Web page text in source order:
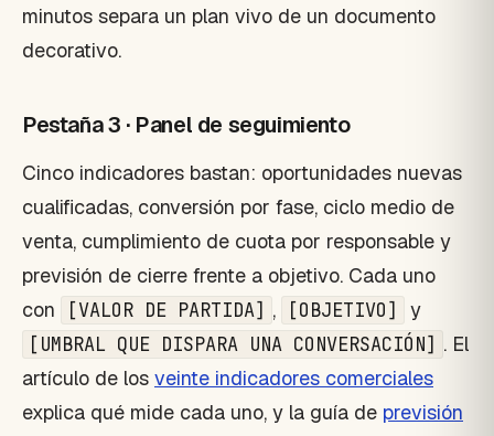
minutos separa un plan vivo de un documento
decorativo.
Pestaña 3 · Panel de seguimiento
Cinco indicadores bastan: oportunidades nuevas
cualificadas, conversión por fase, ciclo medio de
venta, cumplimiento de cuota por responsable y
previsión de cierre frente a objetivo. Cada uno
con
[VALOR DE PARTIDA] , [OBJETIVO] y
[UMBRAL QUE DISPARA UNA CONVERSACIÓN] . El
artículo de los veinte indicadores comerciales
explica qué mide cada uno, y la guía de previsión